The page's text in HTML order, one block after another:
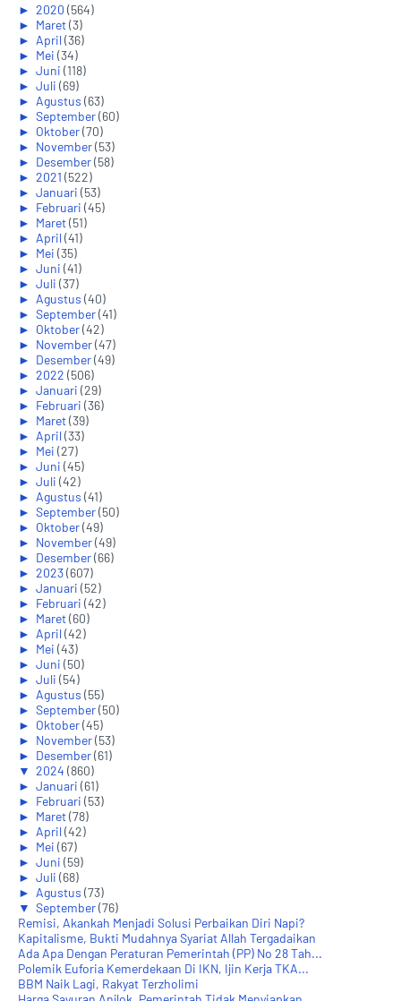
► 2020 (564)
► Maret(3)
► April(36)
► Mei (34)
► Juni (118)
► Juli (69)
► Agustus (63)
► September(60)
► Oktober(70)
► November(53)
► Desember(58)
► 2021 (522)
► Januari (53)
► Februari (45)
► Maret(51)
► April(41)
► Mei (35)
► Juni (41)
► Juli (37)
► Agustus (40)
► September(41)
► Oktober(42)
► November(47)
► Desember(49)
► 2022 (506)
► Januari (29)
► Februari (36)
► Maret(39)
► April(33)
► Mei (27)
► Juni (45)
► Juli (42)
► Agustus (41)
► September(50)
► Oktober(49)
► November(49)
► Desember(66)
► 2023(607)
► Januari (52)
► Februari (42)
► Maret(60)
► April(42)
► Mei (43)
► Juni (50)
► Juli (54)
► Agustus (55)
► September(50)
► Oktober(45)
► November(53)
► Desember(61)
▼ 2024 (860)
► Januari (61)
► Februari (53)
► Maret(78)
► April(42)
► Mei (67)
► Juni (59)
► Juli (68)
► Agustus (73)
▼ September(76)
Remisi, Akankah Menjadi Solusi Perbaikan Diri Napi?
Kapitalisme, Bukti Mudahnya Syariat Allah Tergadaikan
Ada Apa Dengan Peraturan Pemerintah (PP) No 28 Tah...
Polemik Euforia Kemerdekaan Di IKN, Ijin Kerja TKA...
BBM Naik Lagi, Rakyat Terzholimi